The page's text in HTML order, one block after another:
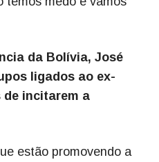
da Bolívia, José
ligados ao ex-
de incitarem a
estão promovendo a